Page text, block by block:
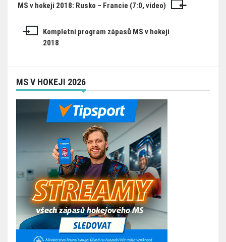
Navigace
pro
příspěvek
MS v hokeji 2018: Rusko – Francie (7:0, video)
Kompletní program zápasů MS v hokeji
2018
MS V HOKEJI 2026